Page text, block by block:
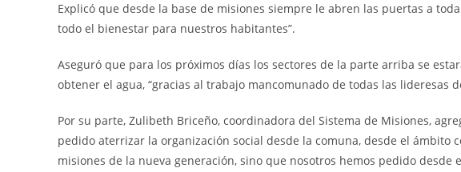
Explicó que desde la base de misiones siempre le abren las puertas a
todo el bienestar para nuestros habitantes”.
Aseguró que para los próximos días los sectores de la parte arriba se
obtener el agua, “gracias al trabajo mancomunado de todas las lideresas
Por su parte, Zulibeth Briceño, coordinadora del Sistema de Misiones,
pedido aterrizar la organización social desde la comuna, desde el ámbito
misiones de la nueva generación, sino que nosotros hemos pedido